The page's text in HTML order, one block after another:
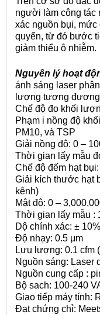
người làm công tác
xác nguồn bụi, mức
quyển, từ đó bước
giảm thiểu ô nhiễm.
Nguyên lý hoạt
ánh sáng laser
lượng tương đương
Chế độ đo khối
Phạm i nồng độ
PM10, và TSP
Giải nồng độ: 0 –
Thời gian lấy mẫu
Chế độ đếm hạt bụi:
Giải kích thước hạt
kênh)
Mật độ: 0 –
Thời gian lấy mẫu :
Dộ chính xác: ±
Độ nhạy: 0.5 μm
Lưu lượng: 0.1 cfm
Nguồn sáng: Laser
Nguồn cung cấp :
Bộ sach: 100-240
Giao tiếp máy tính:
Đạt chứng chỉ: